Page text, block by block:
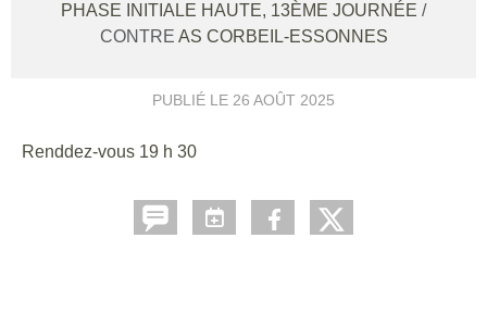
PHASE INITIALE HAUTE, 13ÈME JOURNÉE /
CONTRE AS CORBEIL-ESSONNES
PUBLIÉ LE 26 AOÛT 2025
Renddez-vous 19 h 30